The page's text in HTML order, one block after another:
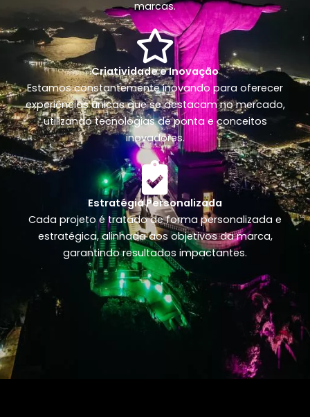
marcas.
Criatividade e Inovação
Estamos constantemente inovando para oferecer
experiências únicas que se destacam no mercado,
utilizando tecnologias de ponta e conceitos
inovadores.
Estratégia Personalizada
Cada projeto é tratado de forma personalizada e
estratégica, alinhada aos objetivos da marca,
garantindo resultados impactantes.